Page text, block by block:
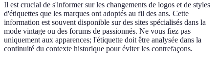
Il est crucial de s'informer sur les changements de logos et de styles
d'étiquettes que les marques ont adoptés au fil des ans. Cette
information est souvent disponible sur des sites spécialisés dans la
mode vintage ou des forums de passionnés. Ne vous fiez pas
uniquement aux apparences; l'étiquette doit être analysée dans la
continuité du contexte historique pour éviter les contrefaçons.